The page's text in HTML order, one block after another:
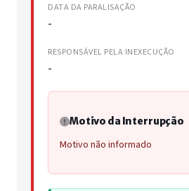
DATA DA PARALISAÇÃO
-
RESPONSÁVEL PELA INEXECUÇÃO
-
Motivo da Interrupção
Motivo não informado